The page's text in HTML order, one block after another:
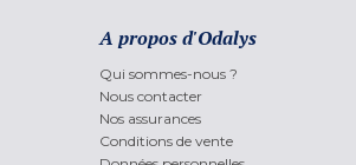
A propos d'Odalys
Qui sommes-nous ?
Nous contacter
Nos assurances
Conditions de vente